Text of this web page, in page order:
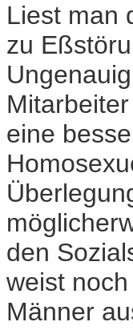
Liest man
zu
eine
den
weist
Männer